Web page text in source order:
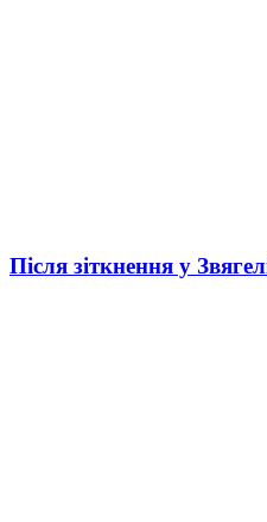
Після зіткнення у